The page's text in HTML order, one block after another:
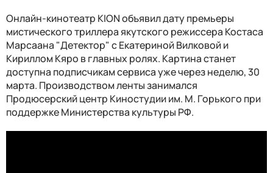
Онлайн-кинотеатр KION объявил дату премьеры
мистического триллера якутского режиссера Костаса
Марсаана "Детектор" с Екатериной Вилковой и
Кириллом Кяро в главных ролях. Картина станет
доступна подписчикам сервиса уже через неделю, 30
марта. Производством ленты занимался
Продюсерский центр Киностудии им. М. Горького при
поддержке Министерства культуры РФ.